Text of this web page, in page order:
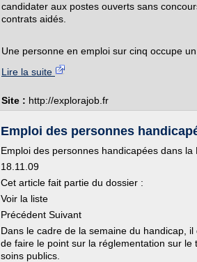
candidater aux postes ouverts sans
contrats aidés.
Une personne en emploi sur cinq occupe
Lire la suite
Site : http://explorajob.fr
Emploi des personnes
Emploi des personnes handicapées dans
18.11.09
Cet article fait partie du dossier :
Voir la liste
Précédent Suivant
Dans le cadre de la semaine du handicap,
de faire le point sur la réglementation sur
soins publics.